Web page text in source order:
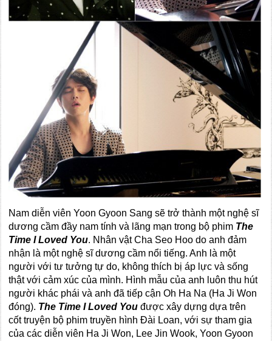
Nam diễn viên Yoon Gyoon Sang sẽ trở thành một nghệ sĩ
dương cầm đầy nam tính và lãng mạn trong bộ phim The
Time I Loved You. Nhân vật Cha Seo Hoo do anh đảm
nhận là một nghệ sĩ dương cầm nổi tiếng. Anh là một
người với tư tưởng tự do, không thích bị áp lực và sống
thật với cảm xúc của mình. Hình mẫu của anh luôn thu hút
người khác phái và anh đã tiếp cận Oh Ha Na (Ha Ji Won
đóng). The Time I Loved You được xây dựng dựa trên
cốt truyện bộ phim truyền hình Đài Loan, với sự tham gia
của các diễn viên Ha Ji Won, Lee Jin Wook, Yoon Gyoon